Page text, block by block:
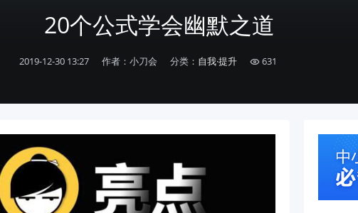
20个公式学会幽默之道
2019-12-30 13:27 作者：小刀会 分类： 自我·提升 631